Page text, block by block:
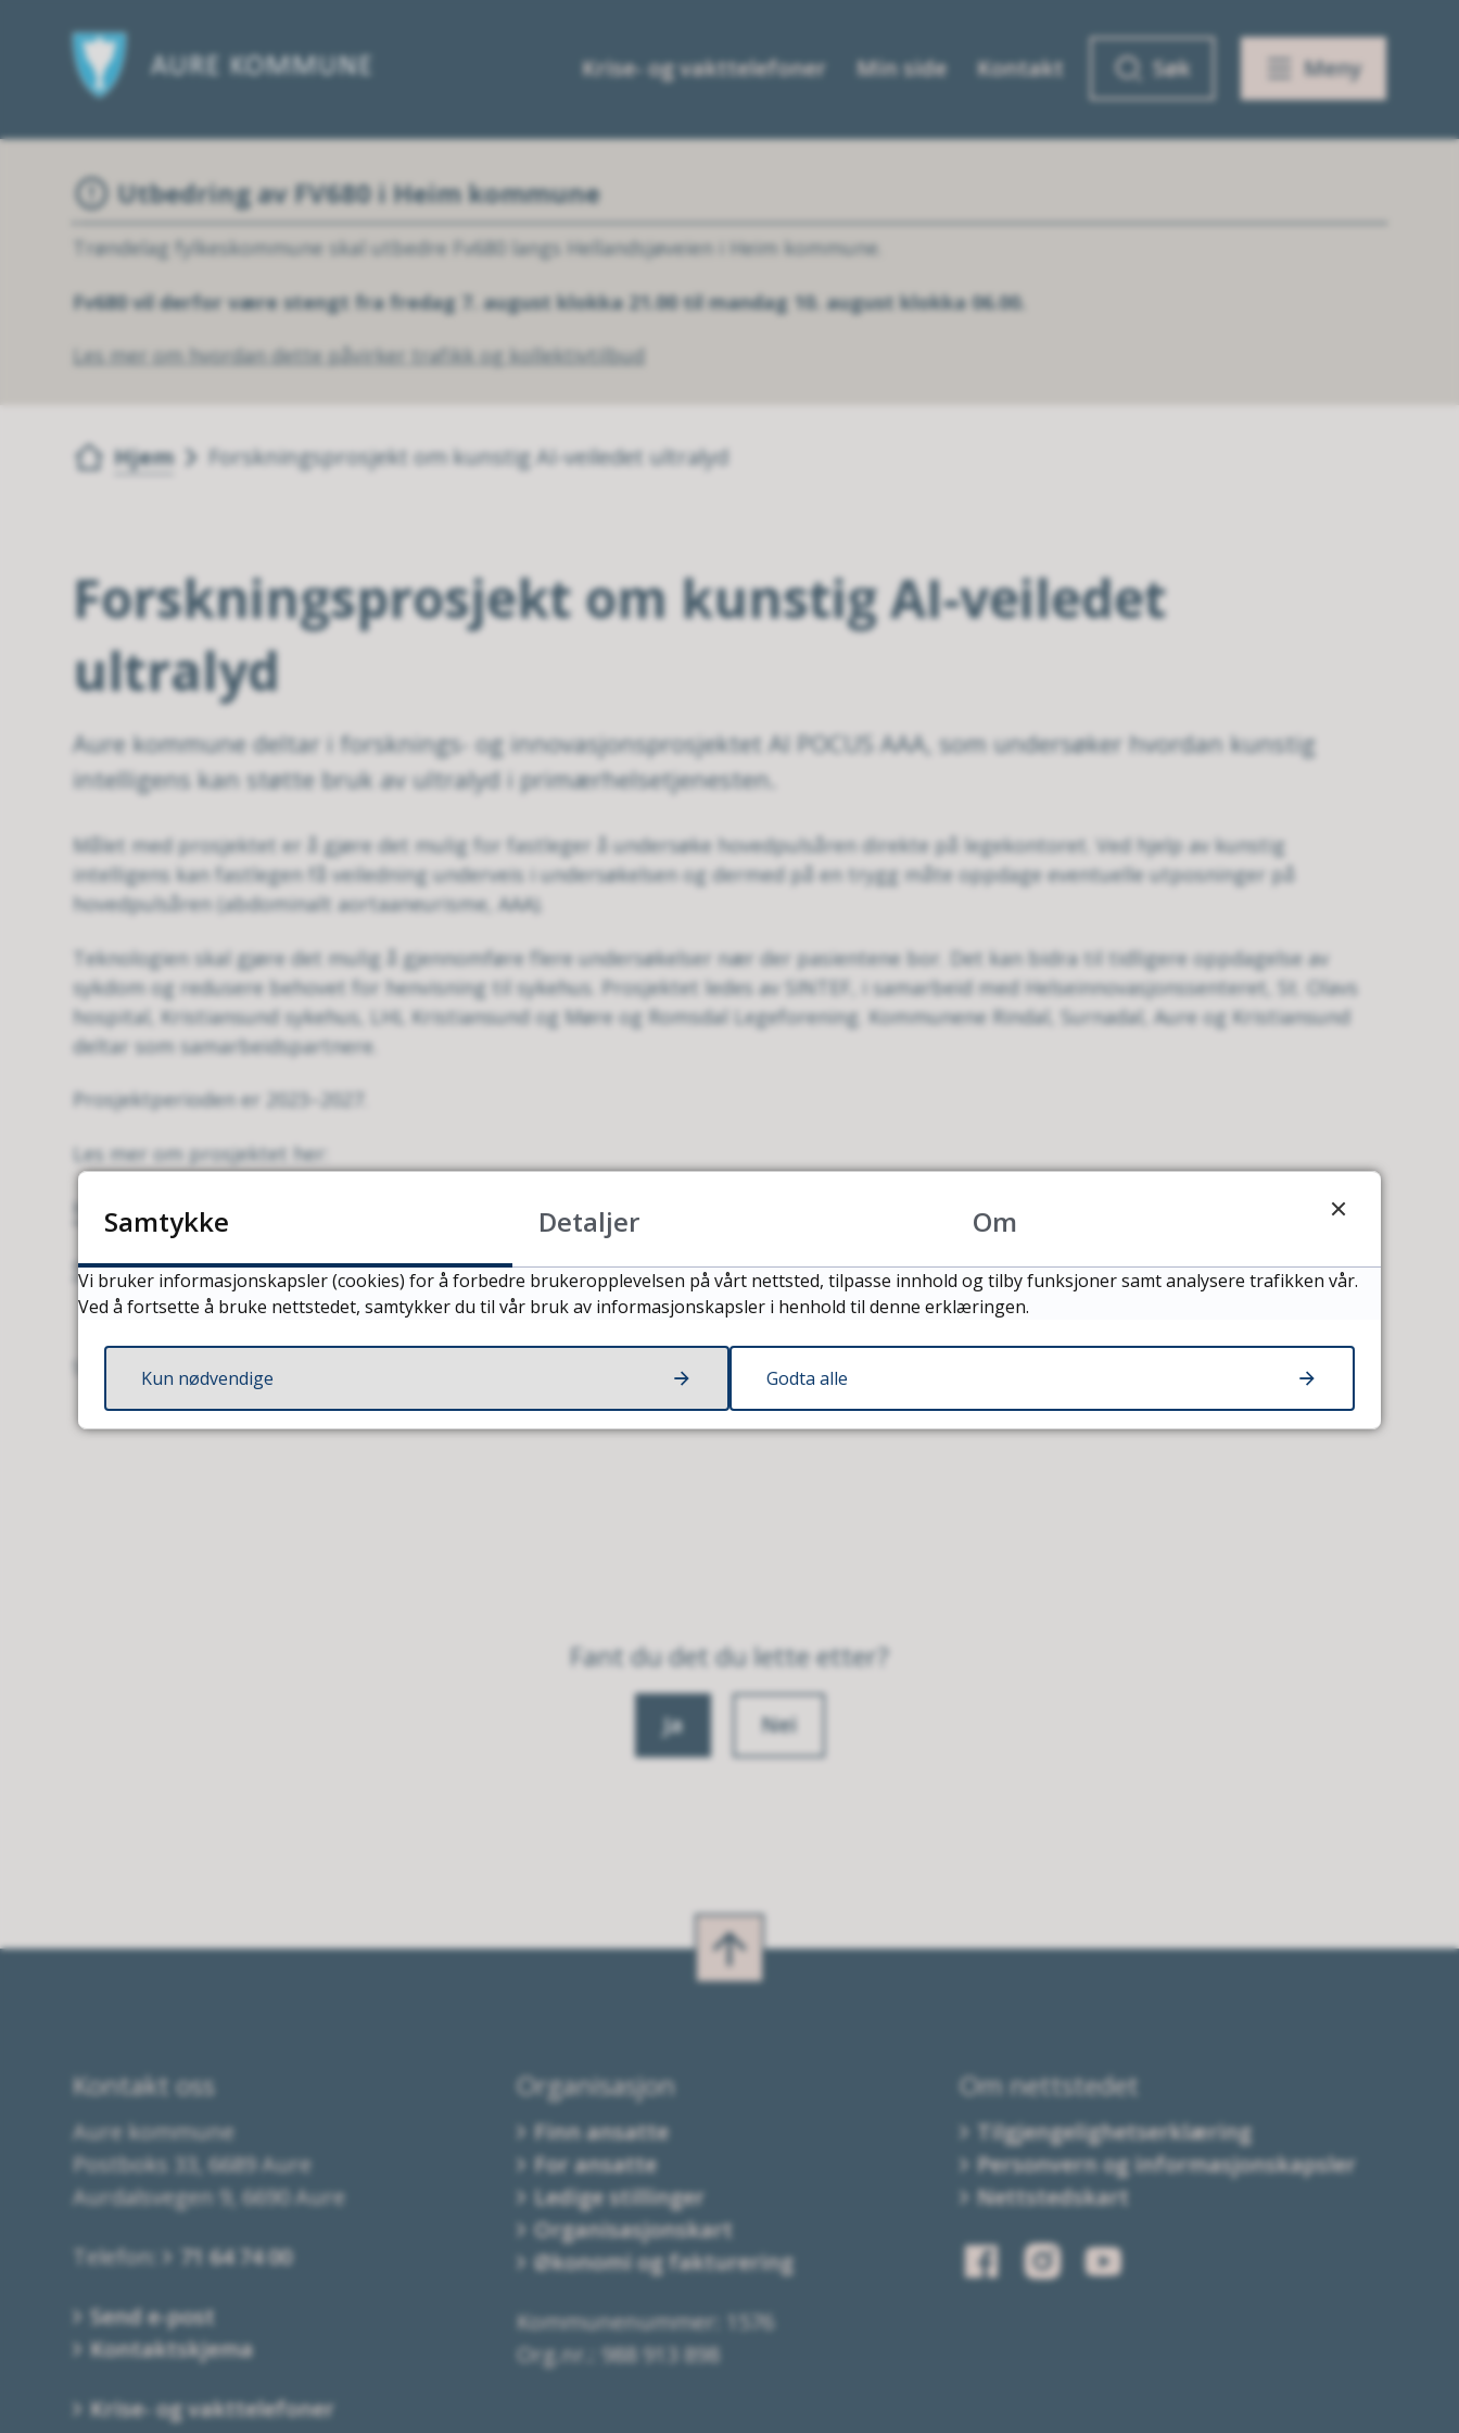
Krise- og vakttelefoner Min side Kontakt Søk Meny
Utbedring av FV680 i Heim kommune
Trøndelag fylkeskommune skal utbedre Fv680 langs Hellandsjøveien i Heim kommune.
Fv680 vil derfor være stengt fra fredag 7. august klokka 21.00 til mandag 10. august klokka 06.00.
Les mer om hvordan dette påvirker trafikk og kollektivtilbud
Du er her:
Hjem Forskningsprosjekt om kunstig AI-veiledet ultralyd
Forskningsprosjekt om kunstig AI-veiledet
ultralyd
Aure kommune deltar i forsknings- og innovasjonsprosjektet AI POCUS AAA, som undersøker hvordan kunstig
intelligens kan støtte bruk av ultralyd i primærhelsetjenesten.
Målet med prosjektet er å gjøre det mulig for fastleger å undersøke hovedpulsåren direkte på legekontoret. Ved hjelp av kunstig
intelligens kan fastlegen få veiledning underveis i undersøkelsen og dermed på en trygg måte oppdage eventuelle utposninger på
hovedpulsåren (abdominalt aortaaneurisme, AAA).
Teknologien skal gjøre det mulig å gjennomføre flere undersøkelser nær der pasientene bor. Det kan bidra til tidligere oppdagelse av
sykdom og redusere behovet for henvisning til sykehus. Prosjektet ledes av SINTEF, i samarbeid med Helseinnovasjonssenteret, St. Olavs
hospital, Kristiansund sykehus, LHL Kristiansund og Møre og Romsdal Legeforening. Kommunene Rindal, Surnadal, Aure og Kristiansund
deltar som samarbeidspartnere.
Prosjektperioden er 2023–2027.
Les mer om prosjektet her:
helseinnovasjonssenteret
sintef
Sist endret 19.05.2026 13:13
Fant du det du lette etter?
Ja Nei
Kontakt oss
Aure kommune
Postboks 33, 6689 Aure
Aurdalsvegen 9, 6690 Aure
Telefon: 71 64 74 00
Send e-post
Kontaktskjema
Krise- og vakttelefoner
Organisasjon
Finn ansatte
For ansatte
Ledige stillinger
Organisasjonskart
Økonomi og fakturering
Kommunenummer: 1576
Org.nr.: 988 913 898
Om nettstedet
Tilgjengelighetserklæring
Personvern og informasjonskapsler
Nettstedskart
Samtykke Detaljer Om
Vi bruker informasjonskapsler (cookies) for å forbedre brukeropplevelsen på vårt nettsted, tilpasse innhold og tilby funksjoner samt analysere trafikken vår.
Ved å fortsette å bruke nettstedet, samtykker du til vår bruk av informasjonskapsler i henhold til denne erklæringen.
Kun nødvendige Godta alle